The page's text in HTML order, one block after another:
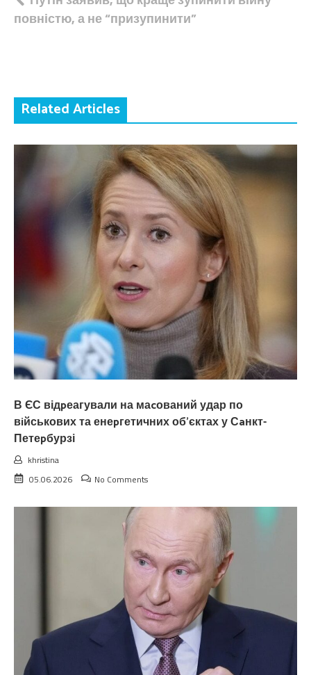
записів
повністю, а не “призупинити”
Related Articles
В ЄС відpеагували на маcований удар по
вiйськових та енеpгетичних об’єктах у Сaнкт-
Петеpбурзі
khristina
05.06.2026
No Comments